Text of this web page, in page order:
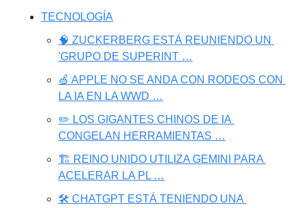
TECNOLOGÍA
🧠 ZUCKERBERG ESTÁ REUNIENDO UN
'GRUPO DE SUPERINT …
🍏 APPLE NO SE ANDA CON RODEOS CON
LA IA EN LA WWD …
✏️ LOS GIGANTES CHINOS DE IA
CONGELAN HERRAMIENTAS …
🏗️ REINO UNIDO UTILIZA GEMINI PARA
ACELERAR LA PL …
🛠️ CHATGPT ESTÁ TENIENDO UNA